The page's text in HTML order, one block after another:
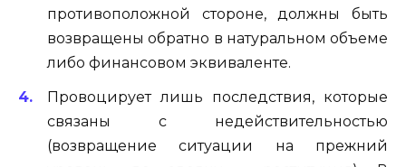
противоположной стороне, должны быть
возвращены обратно в натуральном объеме
либо финансовом эквиваленте.
Провоцирует лишь последствия, которые
связаны с недействительностью
(возвращение ситуации на прежний